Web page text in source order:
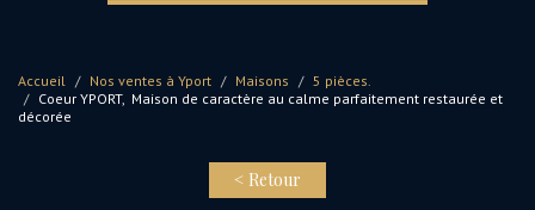
Accueil Nos ventes à Yport Maisons
5 pièces.
Coeur YPORT, Maison de caractère au calme parfaitement restaurée et
décorée
< Retour